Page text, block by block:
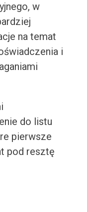
w
na temat
i
do listu
pierwsze
pod resztę